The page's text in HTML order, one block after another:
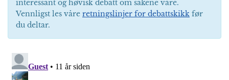
interessant og høvisk debatt om sakene våre.
Vennligst les våre retningslinjer for debattskikk før
du deltar.